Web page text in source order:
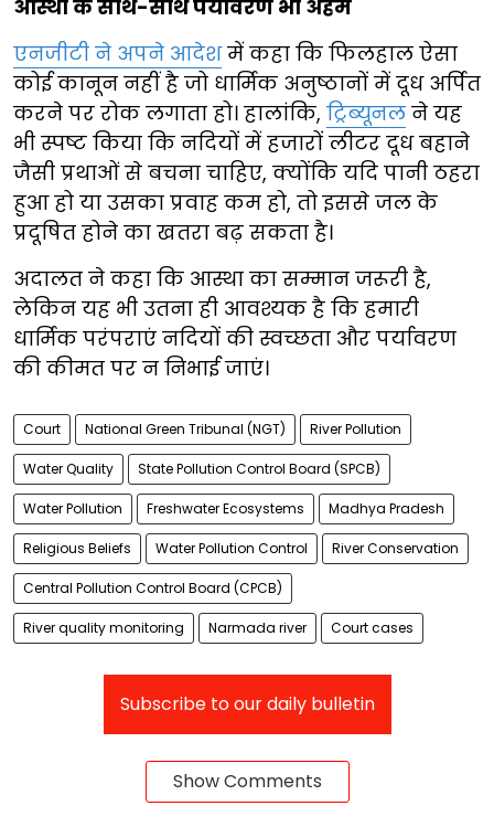
आस्था के साथ-साथ पर्यावरण भी अहम
एनजीटी ने अपने आदेशमें कहा कि फिलहाल ऐसा
कोई कानून नहीं है जो धार्मिक अनुष्ठानों में दूध अर्पित
करने पर रोक लगाता हो। हालांकि, ट्रिब्यूनल ने यह
भी स्पष्ट किया कि नदियों में हजारों लीटर दूध बहाने
जैसी प्रथाओं से बचना चाहिए, क्योंकि यदि पानी ठहरा
हुआ हो या उसका प्रवाह कम हो, तो इससे जल के
प्रदूषित होने का खतरा बढ़ सकता है।
अदालत ने कहा कि आस्था का सम्मान जरूरी है,
लेकिन यह भी उतना ही आवश्यक है कि हमारी
धार्मिक परंपराएं नदियों की स्वच्छता और पर्यावरण
की कीमत पर न निभाई जाएं।
Court National Green Tribunal (NGT) River Pollution
Water Quality State Pollution Control Board (SPCB)
Water Pollution Freshwater Ecosystems Madhya Pradesh
Religious Beliefs Water Pollution Control River Conservation
Central Pollution Control Board (CPCB)
River quality monitoring Narmada river Court cases
Subscribe to our daily bulletin
Show Comments